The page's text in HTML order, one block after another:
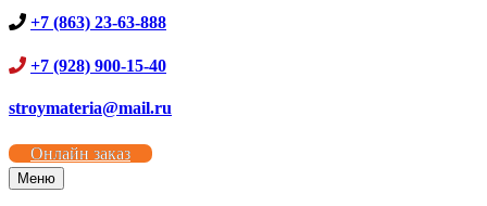
+7 (863) 23-63-888
+7 (928) 900-15-40
stroymateria@mail.ru
Онлайн заказ
Меню